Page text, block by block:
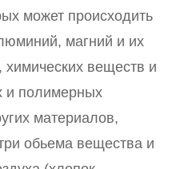
может происходить
магний и их
веществ и
и полимерных
материалов,
обьема вещества и